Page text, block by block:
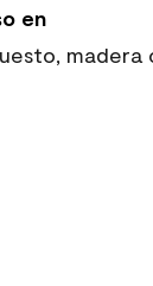
en
madera